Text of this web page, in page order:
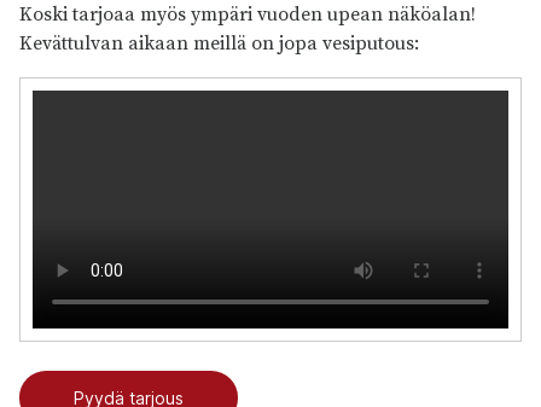
Koski tarjoaa myös ympäri vuoden upean näköalan!
Kevättulvan aikaan meillä on jopa vesiputous:
Pyydä tarjous